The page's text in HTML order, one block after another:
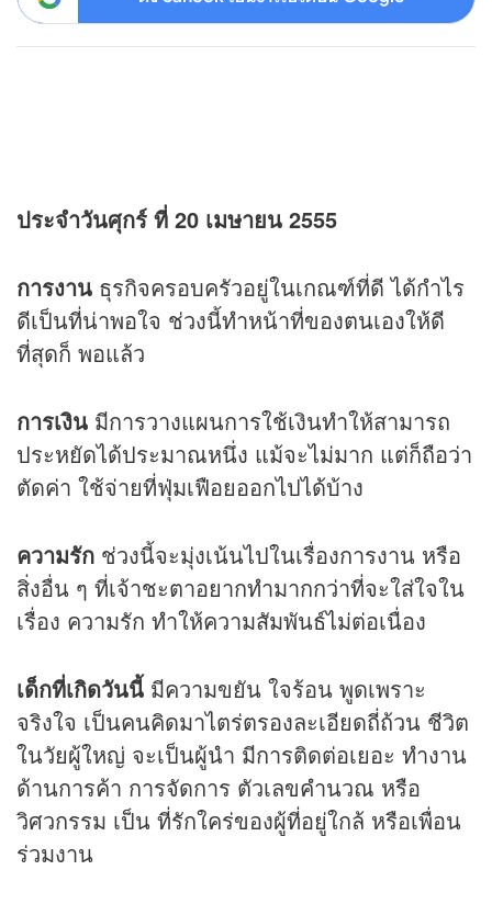
ประจำวันศุกร์ ที่ 20 เมษายน 2555
การงาน ธุรกิจครอบครัวอยู่ในเกณฑ์ที่ดี ได้กำไร
ดีเป็นที่น่าพอใจ ช่วงนี้ทำหน้าที่ของตนเองให้ดี
ที่สุดก็ พอแล้ว
การเงิน มีการวางแผนการใช้เงินทำให้สามารถ
ประหยัดได้ประมาณหนึ่ง แม้จะไม่มาก แต่ก็ถือว่า
ตัดค่า ใช้จ่ายที่ฟุ่มเฟือยออกไปได้บ้าง
ความรัก ช่วงนี้จะมุ่งเน้นไปในเรื่องการงาน หรือ
สิ่งอื่น ๆ ที่เจ้าชะตาอยากทำมากกว่าที่จะใส่ใจใน
เรื่อง ความรัก ทำให้ความสัมพันธ์ไม่ต่อเนื่อง
เด็กที่เกิดวันนี้ มีความขยัน ใจร้อน พูดเพราะ
จริงใจ เป็นคนคิดมาไตร่ตรองละเอียดถี่ถ้วน ชีวิต
ในวัยผู้ใหญ่ จะเป็นผู้นำ มีการติดต่อเยอะ ทำงาน
ด้านการค้า การจัดการ ตัวเลขคำนวณ หรือ
วิศวกรรม เป็น ที่รักใคร่ของผู้ที่อยู่ใกล้ หรือเพื่อน
ร่วมงาน